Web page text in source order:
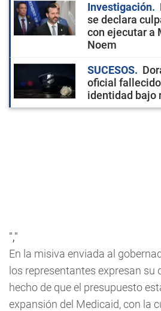
Investigación
se declara
con ejecutar a
Noem
SUCESOS
oficial
identidad bajo
","
En la misiva enviada al
los representantes expresan su
hecho de que el presupuesto
expansión del Medicaid, con la